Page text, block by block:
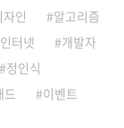
자인
알고리즘
터넷
개발자
정인식
드 이벤트